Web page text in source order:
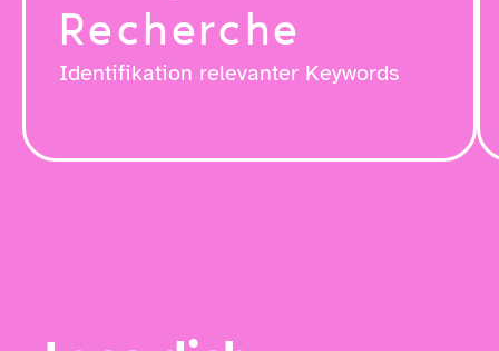
Recherche
Identifikation relevanter Keywords